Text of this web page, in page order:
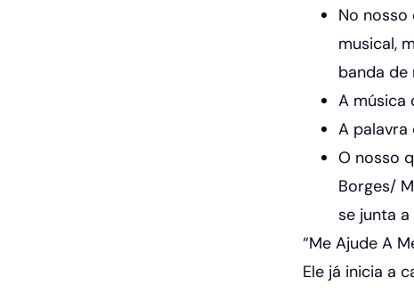
No
musical,
banda de
A música
A palavra
O nosso
Borges/
se junta
“Me Ajude A
Ele já inicia a